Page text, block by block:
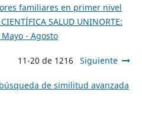
familiares en primer nivel
CIENTÍFICA SALUD UNINORTE:
- Agosto
11-20 de 1216 Siguiente
de similitud avanzada